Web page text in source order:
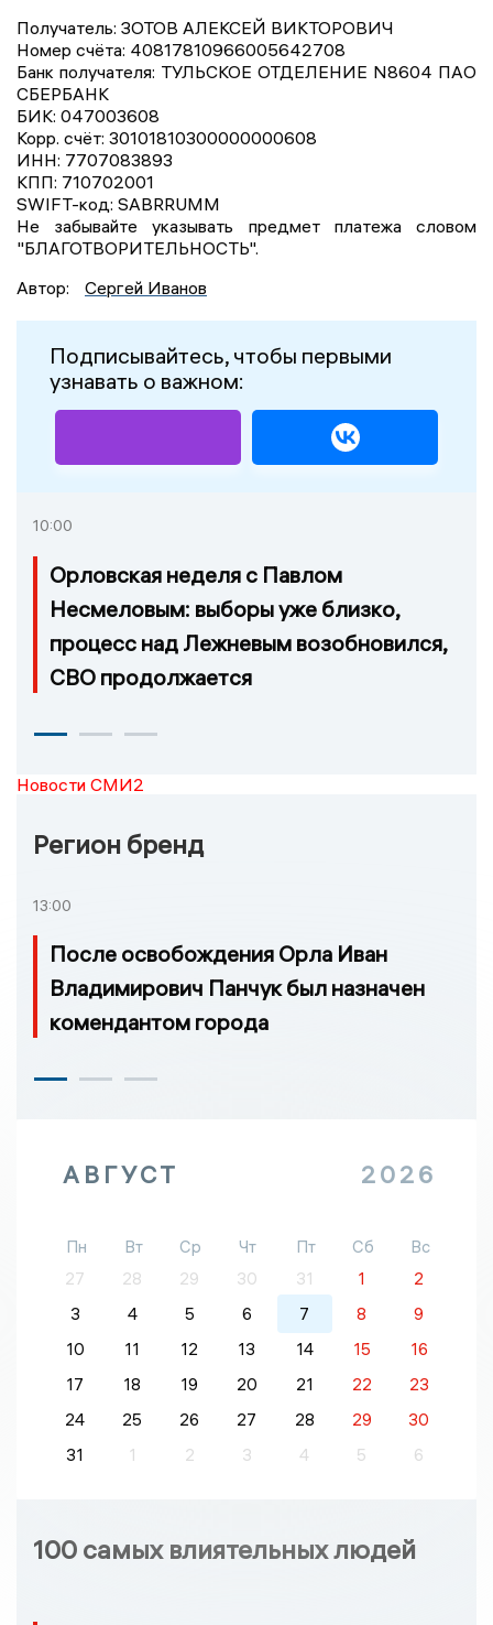
Получатель: ЗОТОВ АЛЕКСЕЙ ВИКТОРОВИЧ
Номер счёта: 40817810966005642708
Банк получателя: ТУЛЬСКОЕ ОТДЕЛЕНИЕ N8604 ПАО
СБЕРБАНК
БИК: 047003608
Корр. счёт: 30101810300000000608
ИНН: 7707083893
КПП: 710702001
SWIFT-код: SABRRUMM
Не забывайте указывать предмет платежа словом
"БЛАГОТВОРИТЕЛЬНОСТЬ".
Автор:
Сергей Иванов
Подписывайтесь, чтобы первыми
узнавать о важном:
10:00
Орловская неделя с Павлом
Несмеловым: выборы уже близко,
процесс над Лежневым возобновился,
СВО продолжается
Новости СМИ2
Регион бренд
13:00
После освобождения Орла Иван
Владимирович Панчук был назначен
комендантом города
АВГУСТ 2026
Пн Вт Ср Чт Пт Сб
Вс
27
28 29 30 31 1
2
3
4 5 6 7 8
9
10
11 12 13 14 15
16
17
18 19 20 21 22
23
24
25 26 27 28 29
30
31
1 2 3 4 5 6
100 самых влиятельных людей